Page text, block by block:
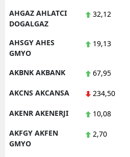
AHGAZ AHLATCI
DOGALGAZ
32,12
AHSGY AHES
GMYO
19,13
AKBNK AKBANK 67,95
AKCNS AKCANSA 234,50
AKENR AKENERJI 10,08
AKFGY AKFEN
GMYO
2,70